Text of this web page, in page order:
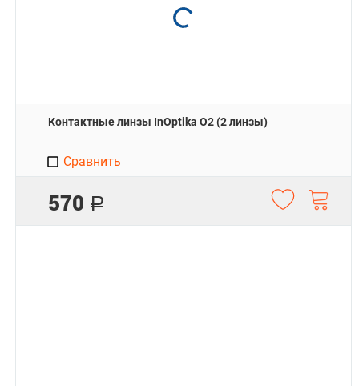
Контактные линзы InOptika O2 (2 линзы)
570 Р
Сравнить